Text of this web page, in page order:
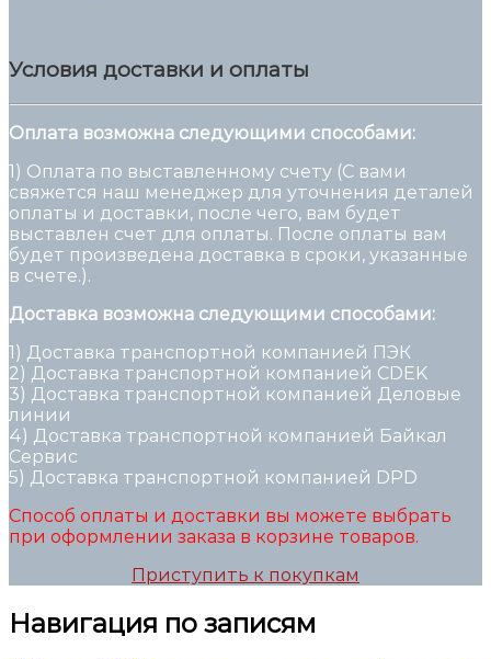
Условия доставки и оплаты
Оплата возможна следующими способами:
1) Оплата по выставленному счету (С вами
свяжется наш менеджер для уточнения деталей
оплаты и доставки, после чего, вам будет
выставлен счет для оплаты. После оплаты вам
будет произведена доставка в сроки, указанные
в счете.).
Доставка возможна следующими способами:
1) Доставка транспортной компанией ПЭК
2) Доставка транспортной компанией CDEK
3) Доставка транспортной компанией Деловые
линии
4) Доставка транспортной компанией Байкал
Сервис
5) Доставка транспортной компанией DPD
Способ оплаты и доставки вы можете выбрать
при оформлении заказа в корзине товаров.
Приступить к покупкам
Навигация по записям